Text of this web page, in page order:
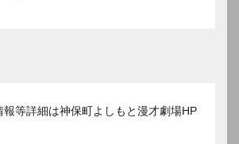
等詳細は神保町よしもと漫才劇場HP